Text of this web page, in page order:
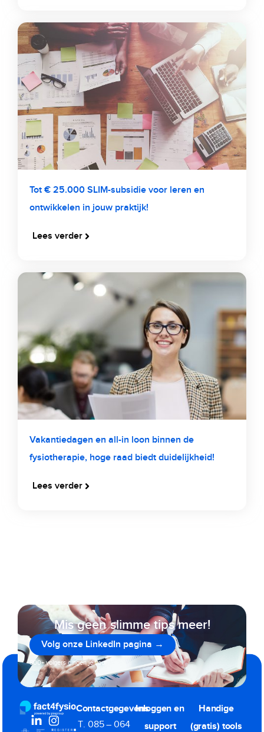
Tot € 25.000 SLIM-subsidie voor leren en
ontwikkelen in jouw praktijk!
Lees verder
Vakantiedagen en all-in loon binnen de
fysiotherapie, hoge raad biedt duidelijkheid!
Lees verder
Mis geen slimme tips meer!
Volg onze LinkedIn pagina →
800+ volgers gingen je voor
Contactgegevens
T. 085 – 064
Inloggen en
support
Handige
(gratis) tools